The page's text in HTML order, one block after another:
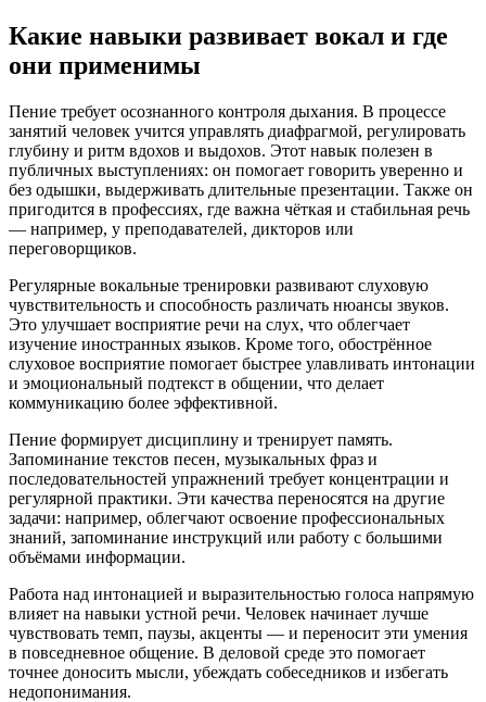
Какие навыки развивает вокал и где
они применимы
Пение требует осознанного контроля дыхания. В процессе
занятий человек учится управлять диафрагмой, регулировать
глубину и ритм вдохов и выдохов. Этот навык полезен в
публичных выступлениях: он помогает говорить уверенно и
без одышки, выдерживать длительные презентации. Также он
пригодится в профессиях, где важна чёткая и стабильная речь
— например, у преподавателей, дикторов или
переговорщиков.
Регулярные вокальные тренировки развивают слуховую
чувствительность и способность различать нюансы звуков.
Это улучшает восприятие речи на слух, что облегчает
изучение иностранных языков. Кроме того, обострённое
слуховое восприятие помогает быстрее улавливать интонации
и эмоциональный подтекст в общении, что делает
коммуникацию более эффективной.
Пение формирует дисциплину и тренирует память.
Запоминание текстов песен, музыкальных фраз и
последовательностей упражнений требует концентрации и
регулярной практики. Эти качества переносятся на другие
задачи: например, облегчают освоение профессиональных
знаний, запоминание инструкций или работу с большими
объёмами информации.
Работа над интонацией и выразительностью голоса напрямую
влияет на навыки устной речи. Человек начинает лучше
чувствовать темп, паузы, акценты — и переносит эти умения
в повседневное общение. В деловой среде это помогает
точнее доносить мысли, убеждать собеседников и избегать
недопонимания.